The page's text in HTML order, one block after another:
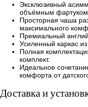
Эксклюзивный
объёмным фартуком.
Просторная чаша
максимального
Премиальный
Усиленный каркас
Полная
комплект.
Идеальное
комфорта от
Доставка и